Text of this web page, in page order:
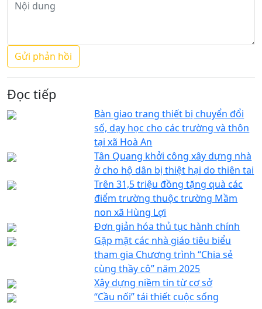
Đọc tiếp
Bàn giao trang thiết bị chuyển đổi
số, dạy học cho các trường và thôn
tại xã Hoà An
Tân Quang khởi công xây dựng nhà
ở cho hộ dân bị thiệt hại do thiên tai
Trên 31,5 triệu đồng tặng quà các
điểm trường thuộc trường Mầm
non xã Hùng Lợi
Đơn giản hóa thủ tục hành chính
Gặp mặt các nhà giáo tiêu biểu
tham gia Chương trình “Chia sẻ
cùng thầy cô” năm 2025
Xây dựng niềm tin từ cơ sở
“Cầu nối” tái thiết cuộc sống